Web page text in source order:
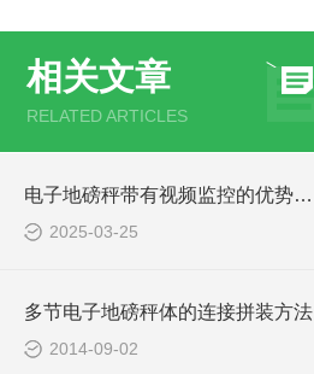
相关文章
RELATED ARTICLES
电子地磅秤带有视频监控的优势和重要性
2025-03-25
多节电子地磅秤体的连接拼装方法
2014-09-02